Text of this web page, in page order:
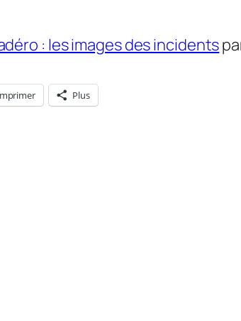
: les images des incidents
Plus